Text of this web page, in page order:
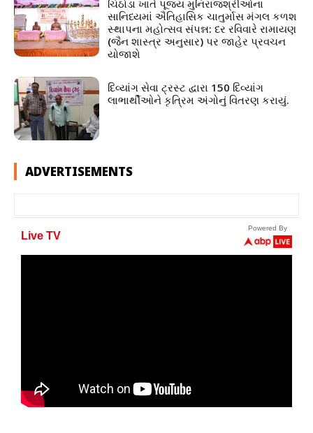
ચિઠોડા ખાતે પૂજ્ય મુનિરાજશ્રીઓના
સાનિધ્યમાં ઐતિહાસિક ચાતુર્માસ મંગલ કળશ
સ્થાપના મહોત્સવ સંપન્ન: દર રવિવારે રામાયણ
(જૈન શાસ્ત્ર અનુસાર) પર જાહેર પ્રવચન
યોજાશે
દિવ્યાંગ સેવા ટ્રસ્ટ દ્વારા 150 દિવ્યાંગ
લાભાર્થીઓને કૃત્રિમ અંગોનું વિતરણ કરાયું.
ADVERTISEMENTS